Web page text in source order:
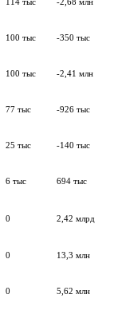
100 тыс -350 тыс
100 тыс -2,41 млн
77 тыс -926 тыс
25 тыс -140 тыс
6 тыс 694 тыс
0 2,42 млрд
0 13,3 млн
0 5,62 млн